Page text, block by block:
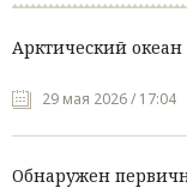
Арктический океан
29 мая 2026 / 17:04
Обнаружен